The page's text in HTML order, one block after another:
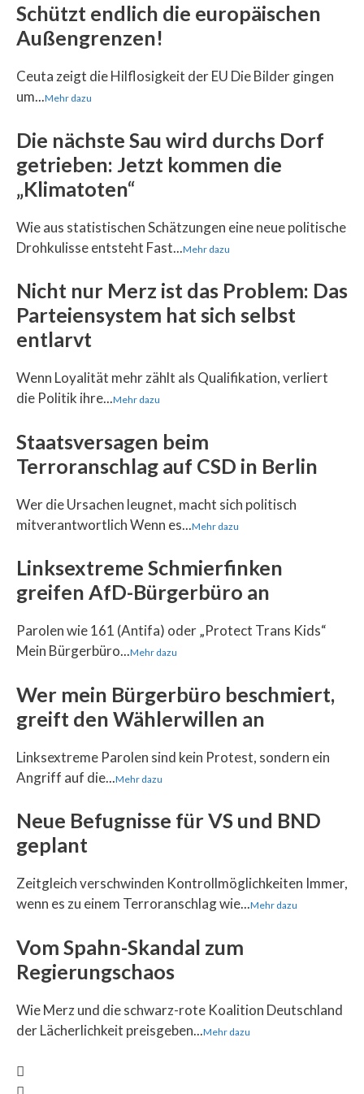
Schützt endlich die europäischen
Außengrenzen!
Ceuta zeigt die Hilflosigkeit der EU Die Bilder gingen
um...Mehr dazu
Die nächste Sau wird durchs Dorf
getrieben: Jetzt kommen die
„Klimatoten“
Wie aus statistischen Schätzungen eine neue politische
Drohkulisse entsteht Fast...Mehr dazu
Nicht nur Merz ist das Problem: Das
Parteiensystem hat sich selbst
entlarvt
Wenn Loyalität mehr zählt als Qualifikation, verliert
die Politik ihre...Mehr dazu
Staatsversagen beim
Terroranschlag auf CSD in Berlin
Wer die Ursachen leugnet, macht sich politisch
mitverantwortlich Wenn es...Mehr dazu
Linksextreme Schmierfinken
greifen AfD-Bürgerbüro an
Parolen wie 161 (Antifa) oder „Protect Trans Kids“
Mein Bürgerbüro...Mehr dazu
Wer mein Bürgerbüro beschmiert,
greift den Wählerwillen an
Linksextreme Parolen sind kein Protest, sondern ein
Angriff auf die...Mehr dazu
Neue Befugnisse für VS und BND
geplant
Zeitgleich verschwinden Kontrollmöglichkeiten Immer,
wenn es zu einem Terroranschlag wie...Mehr dazu
Vom Spahn-Skandal zum
Regierungschaos
Wie Merz und die schwarz-rote Koalition Deutschland
der Lächerlichkeit preisgeben...Mehr dazu